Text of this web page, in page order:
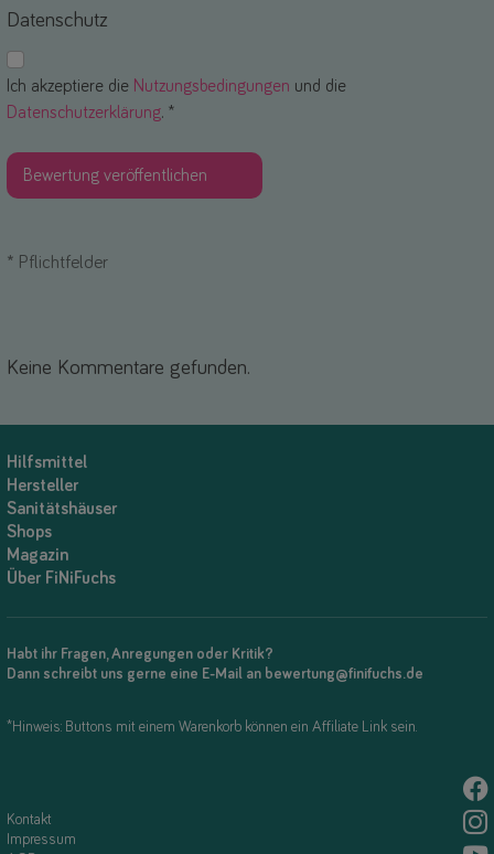
Datenschutz
Ich akzeptiere die Nutzungsbedingungen und die
Datenschutzerklärung. *
* Pflichtfelder
Keine Kommentare gefunden.
Hilfsmittel
Hersteller
Sanitätshäuser
Shops
Magazin
Über FiNiFuchs
Habt ihr Fragen, Anregungen oder Kritik?
Dann schreibt uns gerne eine E-Mail an bewertung@finifuchs.de
*Hinweis: Buttons mit einem Warenkorb können ein Affiliate Link sein.
Kontakt
Impressum